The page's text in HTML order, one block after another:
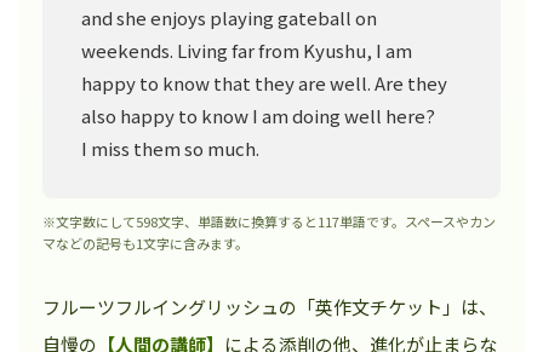
and she enjoys playing gateball on
weekends. Living far from Kyushu, I am
happy to know that they are well. Are they
also happy to know I am doing well here?
I miss them so much.
※文字数にして598文字、単語数に換算すると117単語です。スペースやカン
マなどの記号も1文字に含みます。
フルーツフルイングリッシュの「英作文チケット」は、
自慢の 【人間の講師】 による添削の他、進化が止まらな